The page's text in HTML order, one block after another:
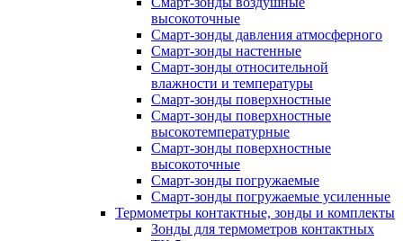
высокоточные
Смарт-зонды давления атмосферного
Смарт-зонды настенные
Смарт-зонды относительной
влажности и температуры
Смарт-зонды поверхностные
Смарт-зонды поверхностные
высокотемпературные
Смарт-зонды поверхностные
высокоточные
Смарт-зонды погружаемые
Смарт-зонды погружаемые усиленные
Термометры контактные, зонды и комплекты
Зонды для термометров контактных